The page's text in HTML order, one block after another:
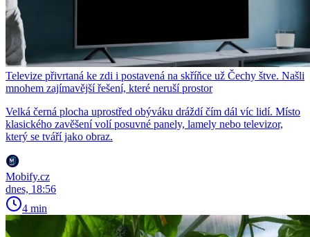
Televize přivrtaná ke zdi i postavená na skříňce už Čechy štve. Našli
mnohem zajímavější řešení, které neruší prostor
Velká černá plocha uprostřed obýváku dráždí čím dál víc lidí. Místo
klasického zavěšení volí posuvné panely, lamely nebo televizor,
který se tváří jako obraz.
Mobify.cz
dnes, 18:56
4 min